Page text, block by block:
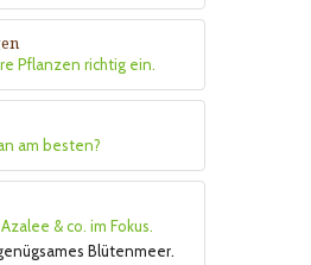
Pflanzen richtig ein.
am besten?
& co. im Fokus.
Blütenmeer.